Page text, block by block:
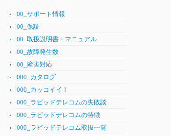
00_サポート情報
00_保証
00_取扱説明書・マニュアル
00_故障発生数
00_障害対応
000_カタログ
000_カッコイイ！
000_ラピッドテレコムの失敗談
000_ラピッドテレコムの特徴
000_ラピッドテレコム取扱一覧